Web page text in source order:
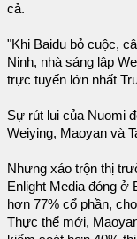
cả.
"Khi Baidu bỏ cuộc,
Ninh, nhà sáng lập
trực tuyến lớn nhất
Sự rút lui của Nuomi
Weiying, Maoyan và
Nhưng xáo trộn thị
Enlight Media đóng ở
hơn 77% cổ phần,
Thực thể mới,